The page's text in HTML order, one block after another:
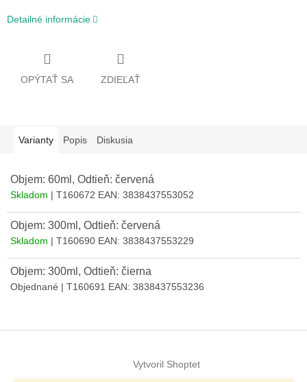
Detailné informácie
OPÝTAŤ SA ZDIEĽAŤ
Varianty Popis Diskusia
Objem: 60ml, Odtieň: červená
Skladom | T160672 EAN: 3838437553052
Objem: 300ml, Odtieň: červená
Skladom | T160690 EAN: 3838437553229
Objem: 300ml, Odtieň: čierna
Objednané | T160691 EAN: 3838437553236
Vytvoril Shoptet